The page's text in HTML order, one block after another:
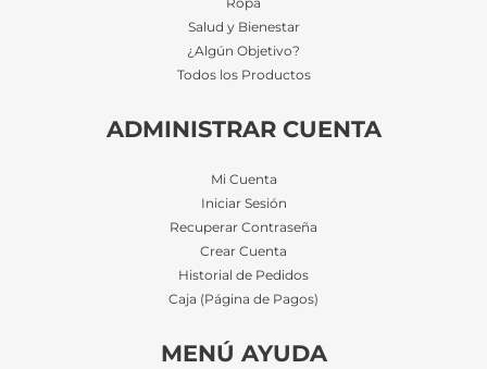
Ropa
Salud y Bienestar
¿Algún Objetivo?
Todos los Productos
ADMINISTRAR CUENTA
Mi Cuenta
Iniciar Sesión
Recuperar Contraseña
Crear Cuenta
Historial de Pedidos
Caja (Página de Pagos)
MENÚ AYUDA